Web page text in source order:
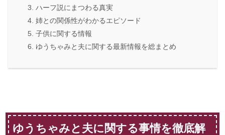
ハーフ説にまつわる真実
姉との関係性がわかるエピソード
子供に関する情報
ゆうちゃみと夫に関する最新情報を総まとめ
ゆうちゃみと夫に関する事情を徹底解